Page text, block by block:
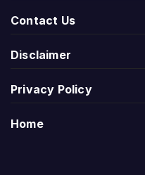
Contact Us
Disclaimer
Privacy Policy
Home